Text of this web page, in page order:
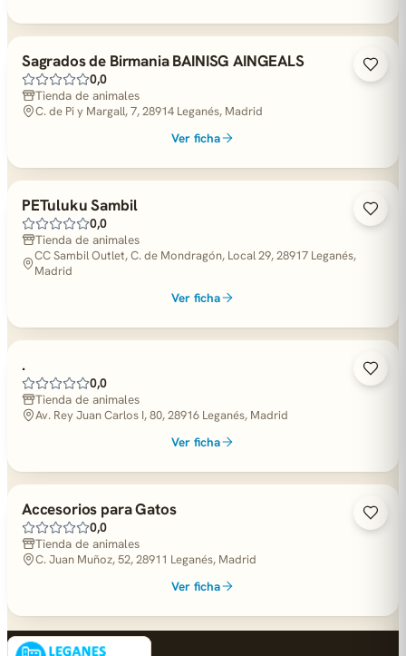
Sagrados de Birmania BAINISG AINGEALS
0,0
Tienda de animales
C. de Pi y Margall, 7, 28914 Leganés, Madrid
Ver ficha
PETuluku Sambil
0,0
Tienda de animales
CC Sambil Outlet, C. de Mondragón, Local 29, 28917 Leganés,
Madrid
Ver ficha
.
0,0
Tienda de animales
Av. Rey Juan Carlos I, 80, 28916 Leganés, Madrid
Ver ficha
Accesorios para Gatos
0,0
Tienda de animales
C. Juan Muñoz, 52, 28911 Leganés, Madrid
Ver ficha